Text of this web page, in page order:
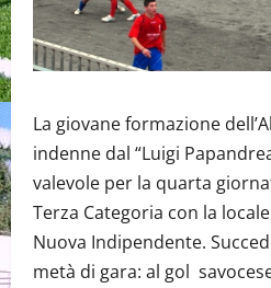
La giovane formazione
indenne dal “Luigi
valevole per la quarta
Terza Categoria con la
Nuova Indipendente.
metà di gara: al gol